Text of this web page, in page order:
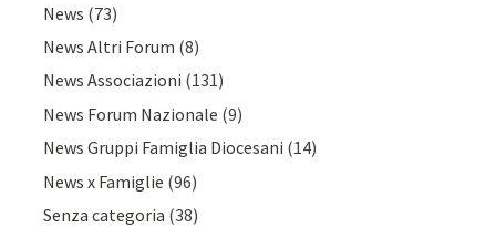
News (73)
News Altri Forum (8)
News Associazioni (131)
News Forum Nazionale (9)
News Gruppi Famiglia Diocesani (14)
News x Famiglie (96)
Senza categoria (38)